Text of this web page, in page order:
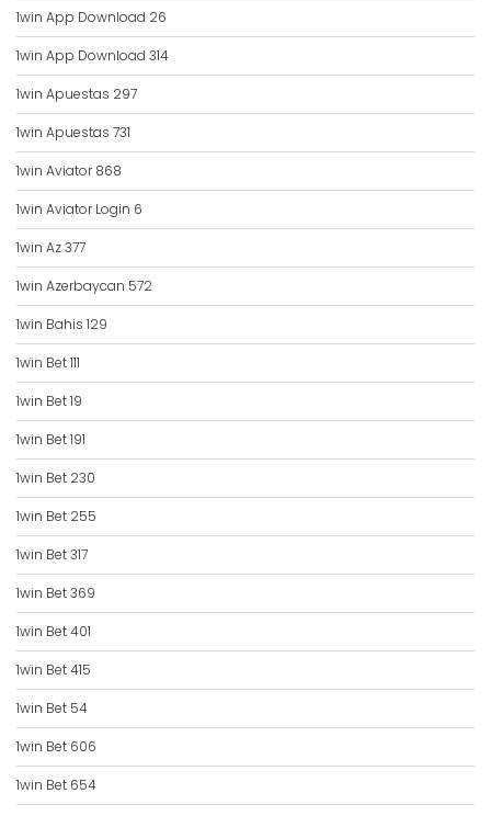
1win App Download 26
1win App Download 314
1win Apuestas 297
1win Apuestas 731
1win Aviator 868
1win Aviator Login 6
1win Az 377
1win Azerbaycan 572
1win Bahis 129
1win Bet 111
1win Bet 19
1win Bet 191
1win Bet 230
1win Bet 255
1win Bet 317
1win Bet 369
1win Bet 401
1win Bet 415
1win Bet 54
1win Bet 606
1win Bet 654